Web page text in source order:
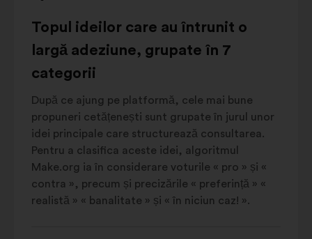
Topul ideilor care au întrunit o
largă adeziune, grupate în 7
categorii
După ce ajung pe platformă, cele mai bune
propuneri cetățenești sunt grupate în jurul unor
idei principale care structurează consultarea.
Pentru a clasifica aceste idei, algoritmul
Make.org ia în considerare voturile « pro » și «
contra », precum și precizările « preferință » «
realistă » « banalitate » și « în niciun caz! ».